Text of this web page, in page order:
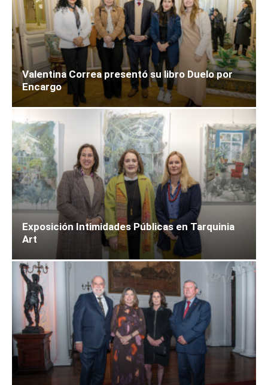
Valentina Correa presentó su libro Duelo por
Encargo
Exposición Intimidades Públicas en Tarquinia
Art